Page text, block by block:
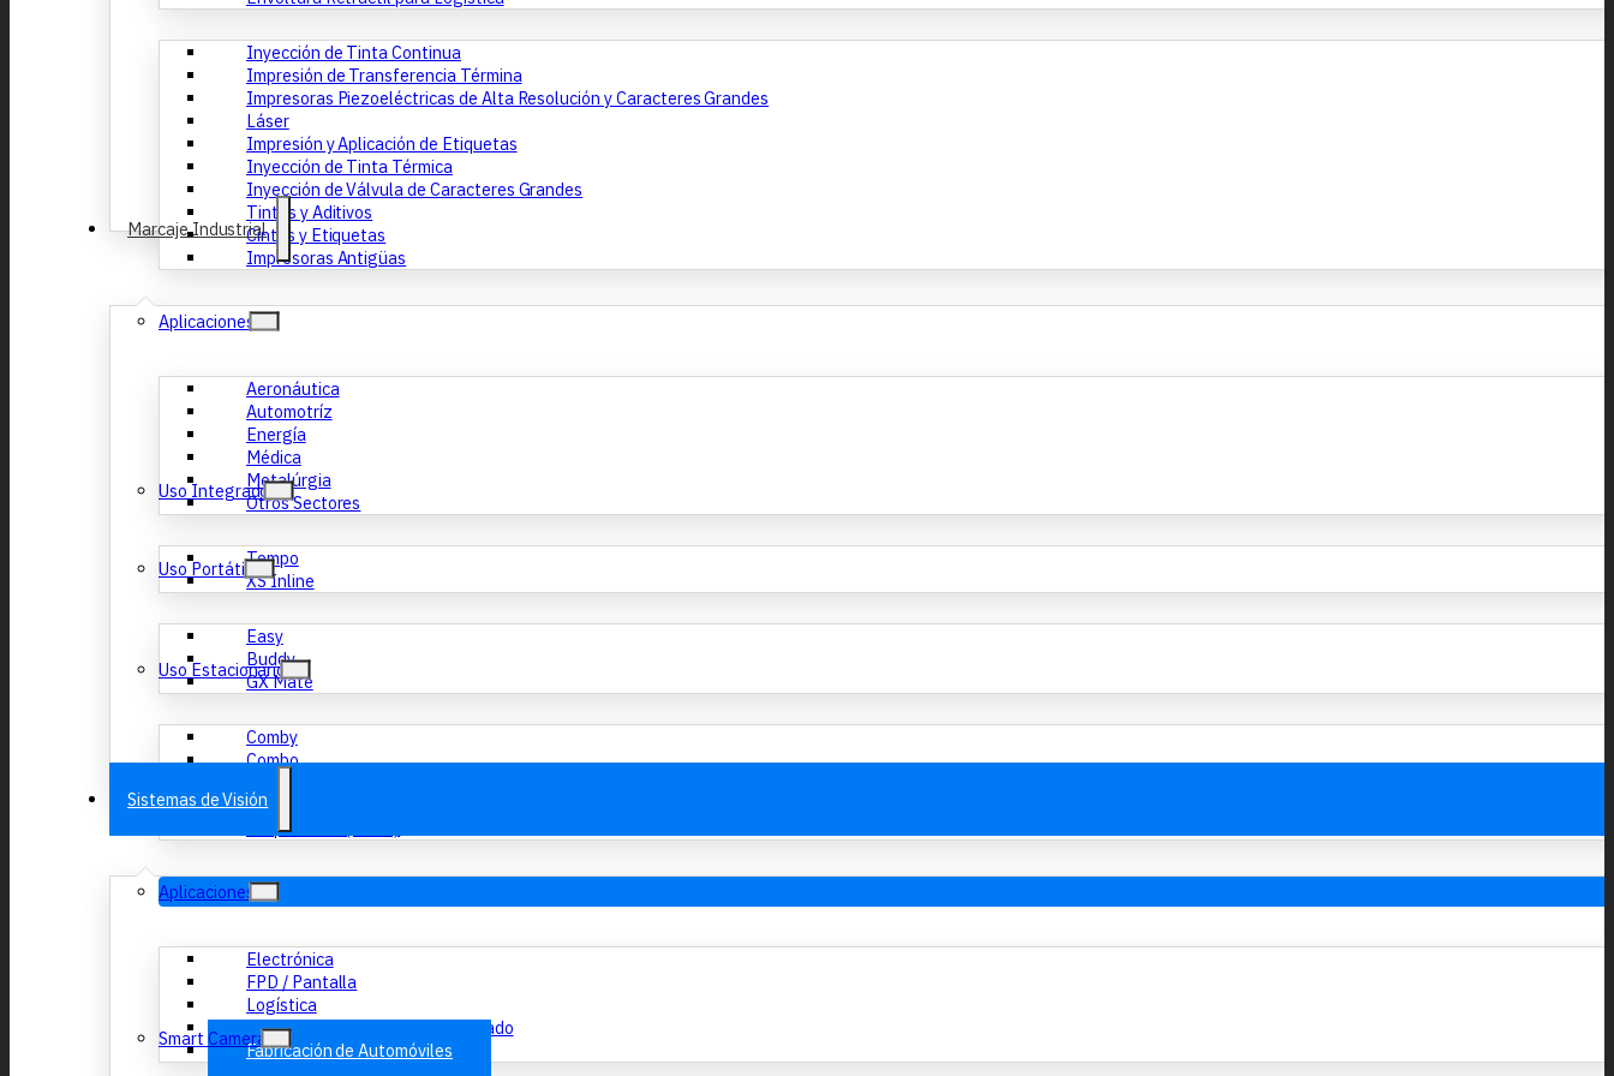
Inyección de Tinta Continua
Impresión de Transferencia Términa
Impresoras Piezoeléctricas de Alta Resolución y Caracteres Grandes
Láser
Impresión y Aplicación de Etiquetas
Inyección de Tinta Térmica
Inyección de Válvula de Caracteres Grandes
Tintas y Aditivos
Cintas y Etiquetas
Impresoras Antigüas
Marcaje Industrial
Aplicaciones
Aeronáutica
Automotríz
Energía
Médica
Metalúrgia
Otros Sectores
Uso Integrado
Tempo
XS Inline
Uso Portátil
Easy
Buddy
GX Mate
Uso Estacionario
Comby
Combo
Graphix (Láser)
Graphix Plus (Láser)
Sistemas de Visión
Aplicaciones
Electrónica
FPD / Pantalla
Logística
Semiconductor / Circuito Integrado
Fabricación de Automóviles
Smart Camera